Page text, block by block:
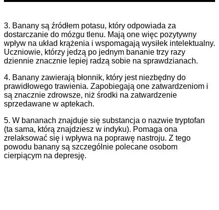
3. Banany są źródłem potasu, który odpowiada za
dostarczanie do mózgu tlenu. Mają one więc pozytywny
wpływ na układ krążenia i wspomagają wysiłek intelektualny.
Uczniowie, którzy jedzą po jednym bananie trzy razy
dziennie znacznie lepiej radzą sobie na sprawdzianach.
4. Banany zawierają błonnik, który jest niezbędny do
prawidłowego trawienia. Zapobiegają one zatwardzeniom i
są znacznie zdrowsze, niż środki na zatwardzenie
sprzedawane w aptekach.
5. W bananach znajduje się substancja o nazwie tryptofan
(ta sama, którą znajdziesz w indyku). Pomaga ona
zrelaksować się i wpływa na poprawę nastroju. Z tego
powodu banany są szczególnie polecane osobom
cierpiącym na depresję.